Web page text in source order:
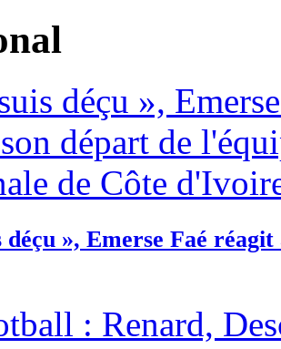
déçu », Emerse Faé
: Renard,